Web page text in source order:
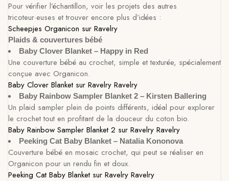
Pour vérifier l’échantillon, voir les projets des autres
tricoteur·euses et trouver encore plus d’idées :
Scheepjes Organicon sur Ravelry
Plaids & couvertures bébé
Baby Clover Blanket – Happy in Red
Une couverture bébé au crochet, simple et texturée, spécialement
conçue avec Organicon.
Baby Clover Blanket sur Ravelry Ravelry
Baby Rainbow Sampler Blanket 2 – Kirsten Ballering
Un plaid sampler plein de points différents, idéal pour explorer
le crochet tout en profitant de la douceur du coton bio.
Baby Rainbow Sampler Blanket 2 sur Ravelry Ravelry
Peeking Cat Baby Blanket – Natalia Kononova
Couverture bébé en mosaic crochet, qui peut se réaliser en
Organicon pour un rendu fin et doux.
Peeking Cat Baby Blanket sur Ravelry Ravelry